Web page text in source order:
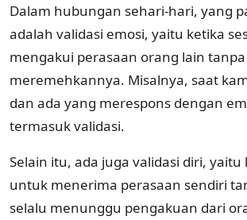
Dalam hubungan sehari-hari, yang
adalah validasi emosi, yaitu ketika
mengakui perasaan orang lain tanpa
meremehkannya. Misalnya, saat
dan ada yang merespons dengan
termasuk validasi.
Selain itu, ada juga validasi diri,
untuk menerima perasaan sendiri
selalu menunggu pengakuan dari